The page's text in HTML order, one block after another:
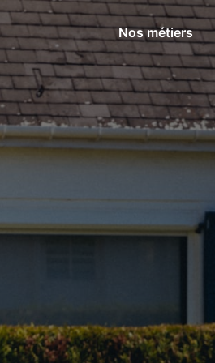
Nos métiers